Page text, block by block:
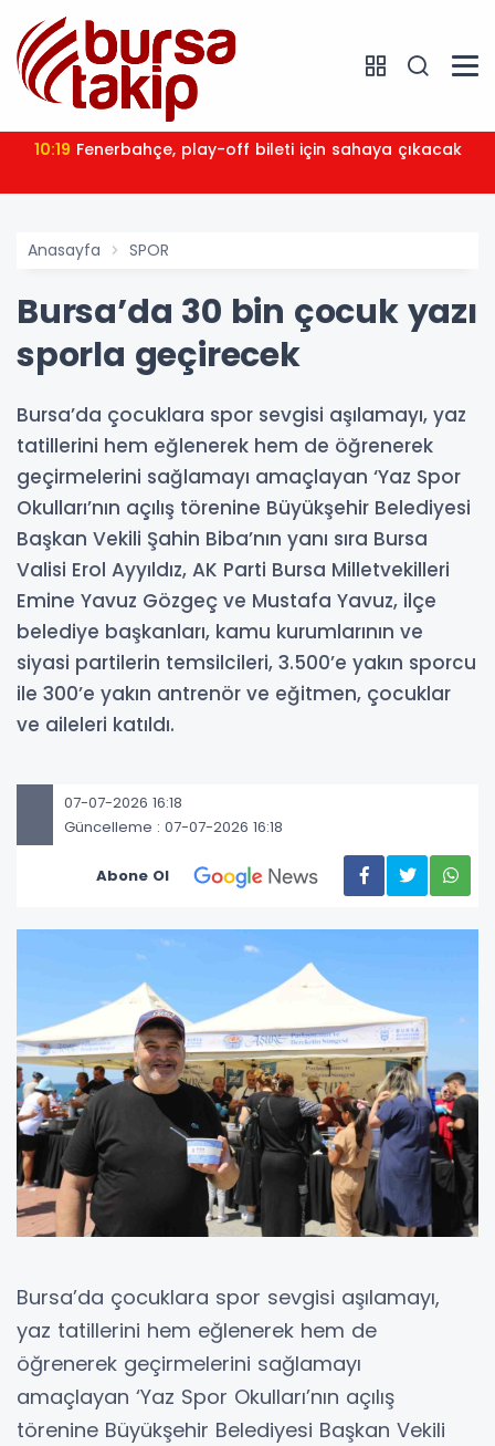
10:19 Fenerbahçe, play-off bileti için sahaya çıkacak
Anasayfa SPOR
Bursa’da 30 bin çocuk yazı
sporla geçirecek
Bursa’da çocuklara spor sevgisi aşılamayı, yaz
tatillerini hem eğlenerek hem de öğrenerek
geçirmelerini sağlamayı amaçlayan ‘Yaz Spor
Okulları’nın açılış törenine Büyükşehir Belediyesi
Başkan Vekili Şahin Biba’nın yanı sıra Bursa
Valisi Erol Ayyıldız, AK Parti Bursa Milletvekilleri
Emine Yavuz Gözgeç ve Mustafa Yavuz, ilçe
belediye başkanları, kamu kurumlarının ve
siyasi partilerin temsilcileri, 3.500’e yakın sporcu
ile 300’e yakın antrenör ve eğitmen, çocuklar
ve aileleri katıldı.
07-07-2026 16:18
Güncelleme : 07-07-2026 16:18
Abone Ol
Bursa’da çocuklara spor sevgisi aşılamayı,
yaz tatillerini hem eğlenerek hem de
öğrenerek geçirmelerini sağlamayı
amaçlayan ‘Yaz Spor Okulları’nın açılış
törenine Büyükşehir Belediyesi Başkan Vekili